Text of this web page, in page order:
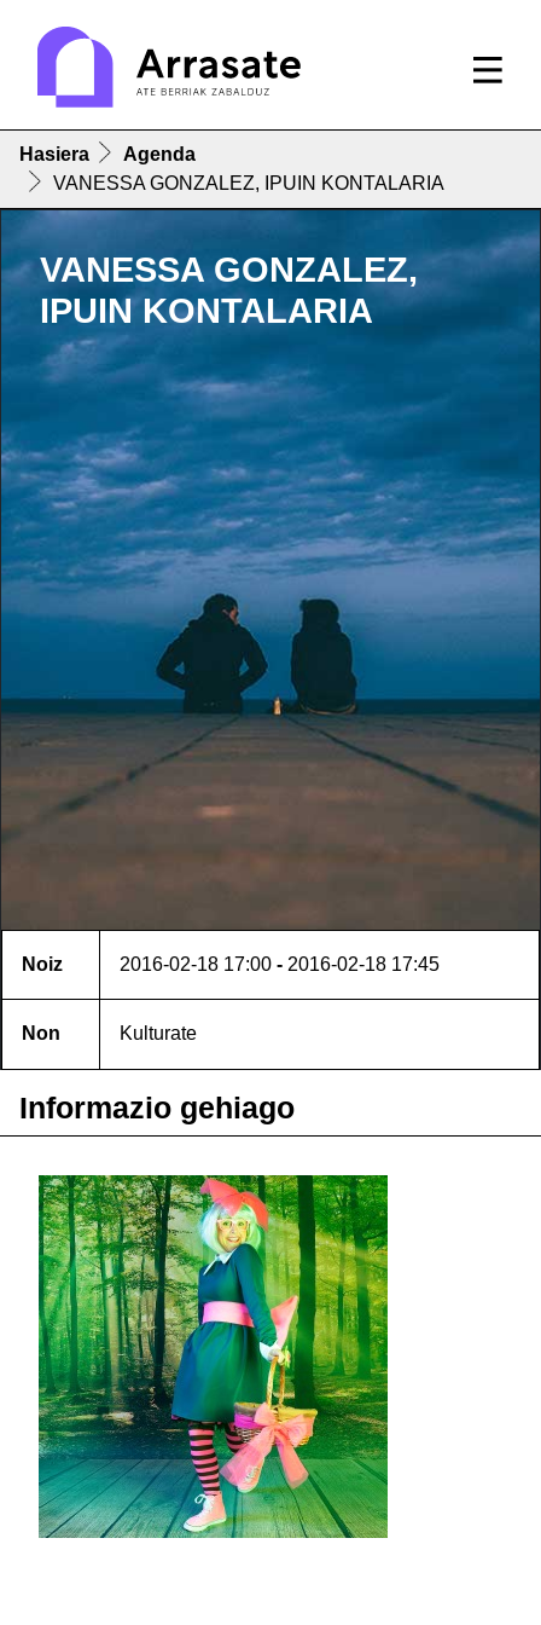
Hasiera
Agenda
VANESSA GONZALEZ, IPUIN KONTALARIA
VANESSA GONZALEZ,
IPUIN KONTALARIA
Noiz 2016-02-18 17:00 - 2016-02-18 17:45
Non Kulturate
Informazio gehiago